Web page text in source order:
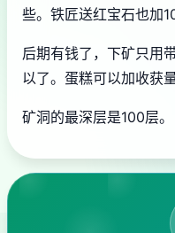
些。铁匠送红宝石也加
后期有钱了，下矿只用
以了。蛋糕可以加收获量
矿洞的最深层是100层。